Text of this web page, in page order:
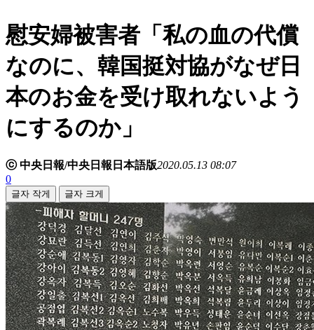
慰安婦被害者「私の血の代償
なのに、韓国挺対協がなぜ日
本のお金を受け取れないよう
にするのか」
ⓒ 中央日報/中央日報日本語版2020.05.13 08:07
0
글자 작게 글자 크게